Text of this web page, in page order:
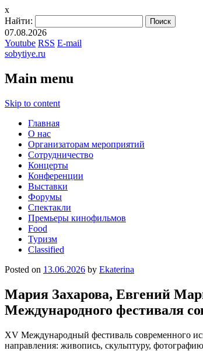
x
Найти:
07.08.2026
Youtube RSS E-mail
sobytiye.ru
Main menu
Skip to content
Главная
О нас
Организаторам мероприятий
Сотрудничество
Концерты
Конференции
Выставки
Форумы
Спектакли
Премьеры кинофильмов
Food
Туризм
Сlassified
Posted on 13.06.2026 by Ekaterina
Мария Захарова, Евгений
Международного фестиваля
XV Международный фестиваль современного
направления: живопись, скульптуру,